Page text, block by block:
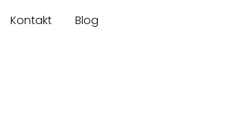
Kontakt Blog